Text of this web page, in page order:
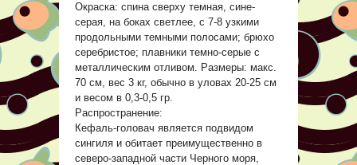
Окраска: спина сверху темная, сине-
серая, на боках светлее, с 7-8 узкими
продольными темными полосами; брюхо
серебристое; плавники темно-серые с
металлическим отливом. Размеры: макс.
70 см, вес 3 кг, обычно в уловах 20-25 см
и весом в 0,3-0,5 гр.
Распространение:
Кефаль-головач является подвидом
сингиля и обитает преимущественно в
северо-западной части Черного моря,